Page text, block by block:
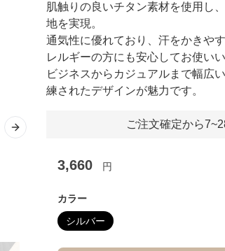
Next slide
肌触りの良いチタン素材を使用し
地を実現。
通気性に優れており、汗をかきや
レルギーの方にも安心してお使い
ビジネスからカジュアルまで幅広
練されたデザインが魅力です。
ご注文確定から
3,660 円
カラー
シルバー